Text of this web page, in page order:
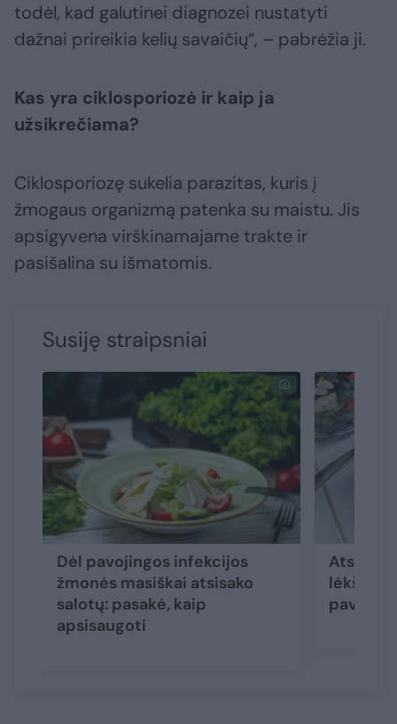
todėl, kad galutinei diagnozei nustatyti
dažnai prireikia kelių savaičių“, – pabrėžia ji.
Kas yra ciklosporiozė ir kaip ja
užsikrečiama?
Ciklosporiozę sukelia parazitas, kuris į
žmogaus organizmą patenka su maistu. Jis
apsigyvena virškinamajame trakte ir
pasišalina su išmatomis.
Susiję straipsniai
Dėl pavojingos infekcijos
žmonės masiškai atsisako
salotų: pasakė, kaip
apsisaugoti
lėkštėje
pavojai